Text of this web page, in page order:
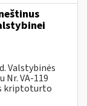
Valstybinės
Nr. VA-119
kriptoturto